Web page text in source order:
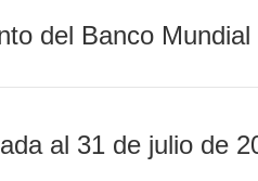
del Banco
al 31 de julio de